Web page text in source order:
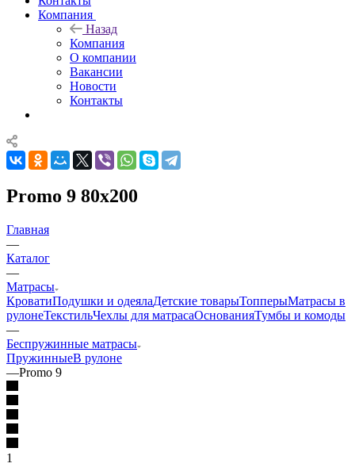
Компания
Назад
Компания
О компании
Вакансии
Новости
Контакты
Promo 9 80x200
Главная
—
Каталог
—
Матрасы
КроватиПодушки и одеялаДетские товарыТопперыМатрасы в
рулонеТекстильЧехлы для матрасаОснованияТумбы и комоды
—
Беспружинные матрасы
ПружинныеВ рулоне
—Promo 9
1